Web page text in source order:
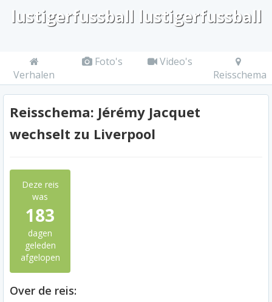
lustigerfussball lustigerfussball
Verhalen
Foto's
Video's
Reisschema
Reisschema: Jérémy Jacquet
wechselt zu Liverpool
Deze reis
was
183
dagen
geleden
afgelopen
Over de reis: